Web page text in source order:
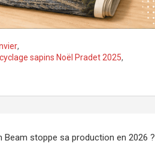
,
sapins Noël Pradet 2025,
Beam stoppe sa production en 2026 ?